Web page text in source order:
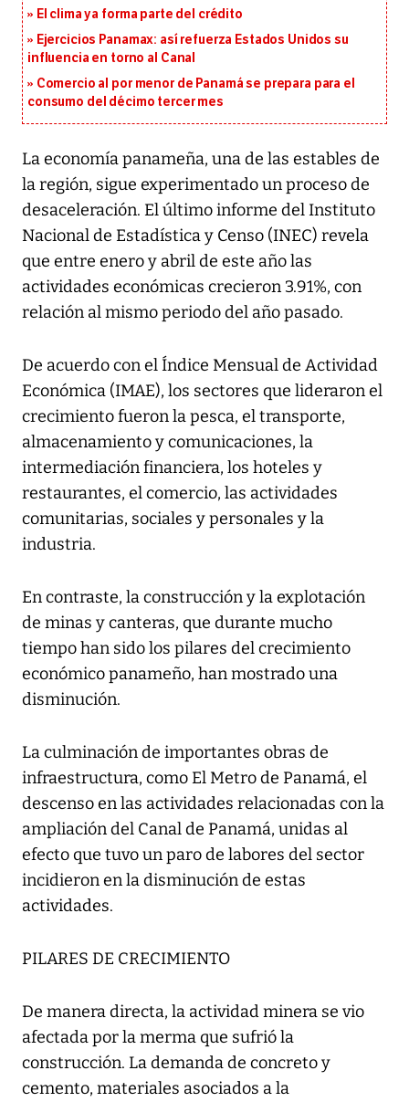
El clima ya forma parte del crédito
Ejercicios Panamax: así refuerza Estados Unidos su
influencia en torno al Canal
Comercio al por menor de Panamá se prepara para el
consumo del décimo tercer mes
La economía panameña, una de las estables de
la región, sigue experimentado un proceso de
desaceleración. El último informe del Instituto
Nacional de Estadística y Censo (INEC) revela
que entre enero y abril de este año las
actividades económicas crecieron 3.91%, con
relación al mismo periodo del año pasado.
De acuerdo con el Índice Mensual de Actividad
Económica (IMAE), los sectores que lideraron el
crecimiento fueron la pesca, el transporte,
almacenamiento y comunicaciones, la
intermediación financiera, los hoteles y
restaurantes, el comercio, las actividades
comunitarias, sociales y personales y la
industria.
En contraste, la construcción y la explotación
de minas y canteras, que durante mucho
tiempo han sido los pilares del crecimiento
económico panameño, han mostrado una
disminución.
La culminación de importantes obras de
infraestructura, como El Metro de Panamá, el
descenso en las actividades relacionadas con la
ampliación del Canal de Panamá, unidas al
efecto que tuvo un paro de labores del sector
incidieron en la disminución de estas
actividades.
PILARES DE CRECIMIENTO
De manera directa, la actividad minera se vio
afectada por la merma que sufrió la
construcción. La demanda de concreto y
cemento, materiales asociados a la